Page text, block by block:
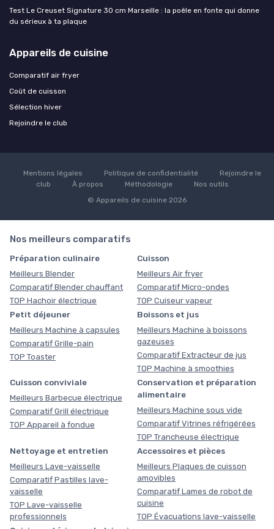
Test Le Creuset Signature 30 cm Marseille : la poêle en fonte qui donne
du sérieux à ta plaque
Appareils de cuisine
Comparatif air fryer
Coût de cuisson
Sélection hiver
Rejoindre le club
Mentions légales Politique de confidentialité
Rejoindre le
club
À propos Méthodologie
Nos outils
© Appareils de cuisine 2026
Nos meilleurs comparatifs
Préparation culinaire
Meilleurs Blender
Comparatif Blender chauffant
TOP Hachoir électrique
Cuisson
Meilleurs Air fryer
Comparatif Micro-ondes
TOP Cuiseur vapeur
Petit déjeuner
Meilleurs Machine à capsules
Comparatif Grille-pain
TOP Toaster
Boissons et jus
Meilleurs Machine à boissons
gazeuses
Comparatif Extracteur de jus
TOP Machine à smoothies
Cuisson conviviale
Meilleurs Barbecue électrique
Comparatif Grill électrique
TOP Appareil à fondue
Conservation et préparation
alimentaire
Meilleurs Machine sous vide
Comparatif Vitrines réfrigérées
TOP Trancheuse électrique
Nettoyage et entretien
Meilleurs Lave-vaisselle
Comparatif Pastilles lave-
vaisselle
TOP Lave-vaisselle
professionnels
Accessoires et pièces
Meilleurs Plaques de cuisson
amovibles
Comparatif Lames de robot de
cuisine
TOP Évacuations lave-vaisselle